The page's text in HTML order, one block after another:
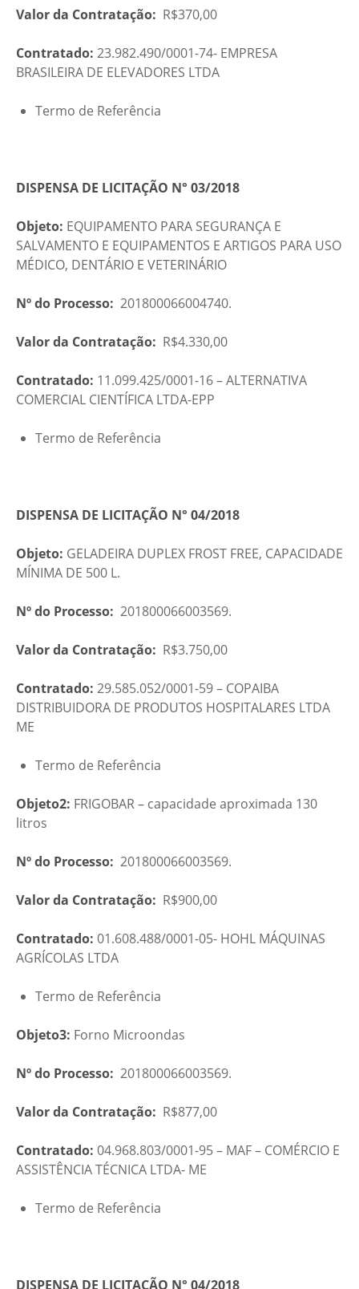
Valor da Contratação: R$370,00
Contratado: 23.982.490/0001-74- EMPRESA
BRASILEIRA DE ELEVADORES LTDA
Termo de Referência
DISPENSA DE LICITAÇÃO N° 03/2018
Objeto: EQUIPAMENTO PARA SEGURANÇA E
SALVAMENTO E EQUIPAMENTOS E ARTIGOS PARA USO
MÉDICO, DENTÁRIO E VETERINÁRIO
Nº do Processo: 201800066004740.
Valor da Contratação: R$4.330,00
Contratado: 11.099.425/0001-16 – ALTERNATIVA
COMERCIAL CIENTÍFICA LTDA-EPP
Termo de Referência
DISPENSA DE LICITAÇÃO N° 04/2018
Objeto: GELADEIRA DUPLEX FROST FREE, CAPACIDADE
MÍNIMA DE 500 L.
Nº do Processo: 201800066003569.
Valor da Contratação: R$3.750,00
Contratado: 29.585.052/0001-59 – COPAIBA
DISTRIBUIDORA DE PRODUTOS HOSPITALARES LTDA
ME
Termo de Referência
Objeto2: FRIGOBAR – capacidade aproximada 130
litros
Nº do Processo: 201800066003569.
Valor da Contratação: R$900,00
Contratado: 01.608.488/0001-05- HOHL MÁQUINAS
AGRÍCOLAS LTDA
Termo de Referência
Objeto3: Forno Microondas
Nº do Processo: 201800066003569.
Valor da Contratação: R$877,00
Contratado: 04.968.803/0001-95 – MAF – COMÉRCIO E
ASSISTÊNCIA TÉCNICA LTDA- ME
Termo de Referência
DISPENSA DE LICITAÇÃO N° 04/2018